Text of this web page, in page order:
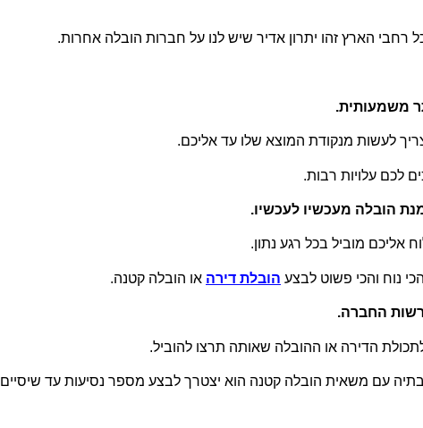
רחבי הארץ זהו יתרון אדיר שיש לנו על חברות הובלה אחרות.
משמעותית.
לעשות מנקודת המוצא שלו עד אליכם.
לכם עלויות רבות.
הובלה מעכשיו לעכשיו.
אליכם מוביל בכל רגע נתון.
הובלת דירה או הובלה קטנה.
החברה.
הדירה או ההובלה שאותה תרצו להוביל.
עם משאית הובלה קטנה הוא יצטרך לבצע מספר נסיעות עד שיסיים